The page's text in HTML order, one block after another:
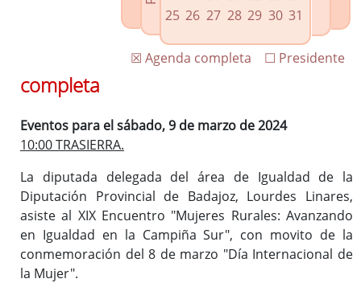
Plenos provinciales y Juntas de gobierno
Oficina de Proyectos Europeos
25 26 27 28 29 30 31
☐ Presidente
☒ Agenda completa
completa
Eventos para el sábado, 9 de marzo de 2024
10:00 TRASIERRA.
La diputada delegada del área de Igualdad de la
Diputación Provincial de Badajoz, Lourdes Linares,
asiste al XIX Encuentro "Mujeres Rurales: Avanzando
en Igualdad en la Campiña Sur", con movito de la
conmemoración del 8 de marzo "Día Internacional de
la Mujer".